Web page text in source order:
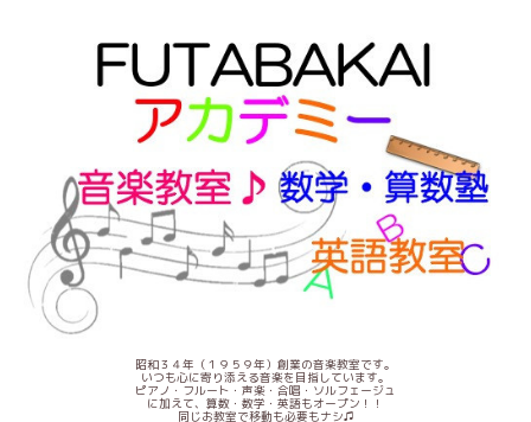
昭和３４年（１９５９年）創業の音楽教室です。
いつも心に寄り添える音楽を目指しています。
ピアノ・フルート・声楽・合唱・ソルフェージュ
に加えて、算数・数学・英語もオープン！！
同じお教室で移動も必要もナシ♫